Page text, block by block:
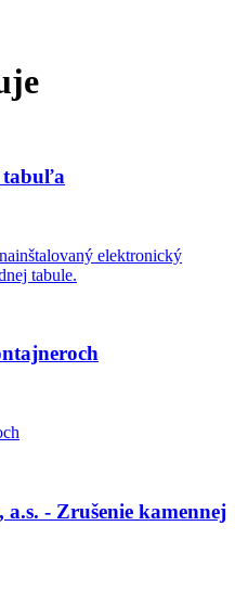
tabuľa
elektronický
tabule.
- Zrušenie kamennej